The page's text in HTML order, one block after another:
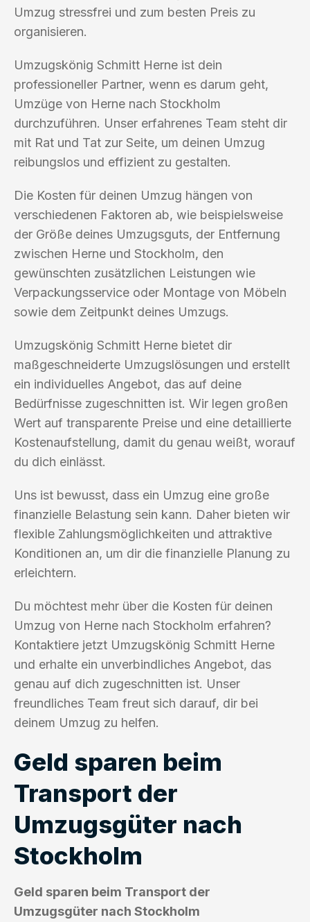
Umzug stressfrei und zum besten Preis zu
organisieren.
Umzugskönig Schmitt Herne ist dein
professioneller Partner, wenn es darum geht,
Umzüge von Herne nach Stockholm
durchzuführen. Unser erfahrenes Team steht dir
mit Rat und Tat zur Seite, um deinen Umzug
reibungslos und effizient zu gestalten.
Die Kosten für deinen Umzug hängen von
verschiedenen Faktoren ab, wie beispielsweise
der Größe deines Umzugsguts, der Entfernung
zwischen Herne und Stockholm, den
gewünschten zusätzlichen Leistungen wie
Verpackungsservice oder Montage von Möbeln
sowie dem Zeitpunkt deines Umzugs.
Umzugskönig Schmitt Herne bietet dir
maßgeschneiderte Umzugslösungen und erstellt
ein individuelles Angebot, das auf deine
Bedürfnisse zugeschnitten ist. Wir legen großen
Wert auf transparente Preise und eine detaillierte
Kostenaufstellung, damit du genau weißt, worauf
du dich einlässt.
Uns ist bewusst, dass ein Umzug eine große
finanzielle Belastung sein kann. Daher bieten wir
flexible Zahlungsmöglichkeiten und attraktive
Konditionen an, um dir die finanzielle Planung zu
erleichtern.
Du möchtest mehr über die Kosten für deinen
Umzug von Herne nach Stockholm erfahren?
Kontaktiere jetzt Umzugskönig Schmitt Herne
und erhalte ein unverbindliches Angebot, das
genau auf dich zugeschnitten ist. Unser
freundliches Team freut sich darauf, dir bei
deinem Umzug zu helfen.
Geld sparen beim
Transport der
Umzugsgüter nach
Stockholm
Geld sparen beim Transport der
Umzugsgüter nach Stockholm